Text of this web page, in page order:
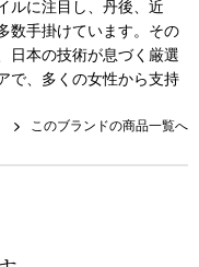
マフラー／ス
ルに注目し、丹後、近
数手掛けています。その
日本の技術が息づく厳選
で、多くの女性から支持
このブランドの商品一覧へ